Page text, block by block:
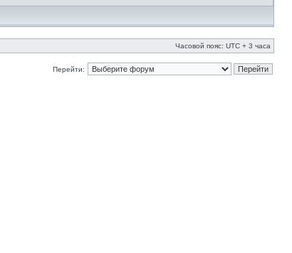
Часовой пояс: UTC + 3 часа
Перейти: